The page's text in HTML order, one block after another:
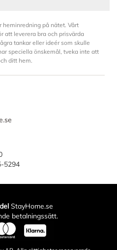
heminredning på nätet. Vårt
att leverera bra och prisvärda
tankar eller ideér som skulle
speciella önskemål, tveka inte att
ditt hem.
5294
StayHome.se
betalningssätt.